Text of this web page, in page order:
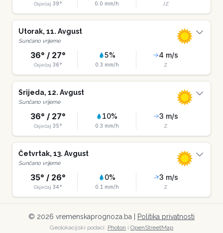
Osjećaj 39° 0.0 mm/h JZ
Utorak, 11. Avgust
Sunčano vrijeme
36° / 27°
Osjećaj 36°
5%
0.3 mm/h
4 m/s
Z
Srijeda, 12. Avgust
Sunčano vrijeme
36° / 27°
Osjećaj 35°
10%
0.3 mm/h
3 m/s
Z
Četvrtak, 13. Avgust
Sunčano vrijeme
35° / 26°
Osjećaj 34°
0%
0.1 mm/h
3 m/s
Z
© 2026 vremenskaprognoza.ba | Politika privatnosti
Geolokacijski podaci: Photon i OpenStreetMap